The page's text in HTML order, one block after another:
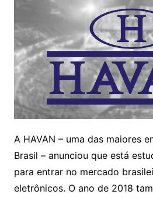
A HAVAN – uma das maiores
Brasil – anunciou que está
para entrar no mercado
eletrônicos. O ano de 2018